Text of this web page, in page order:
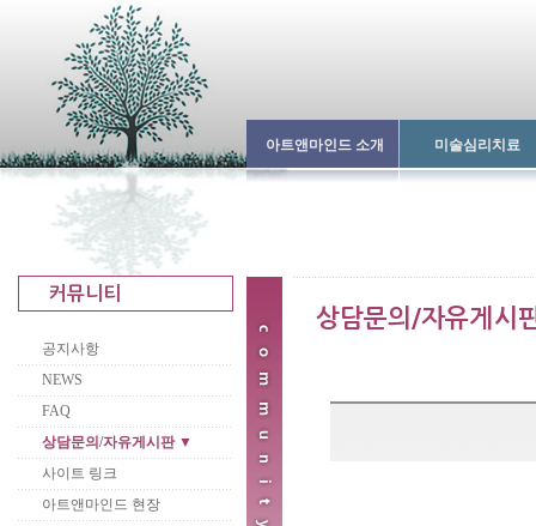
아트앤마인드 소개 미술심리치료
공지사항
NEWS
FAQ
상담문의/자유게시판 ▼
사이트 링크
아트앤마인드 현장